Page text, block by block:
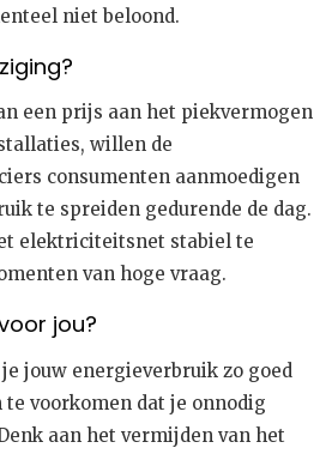
niet beloond.
een prijs aan het piekvermogen
willen de
consumenten aanmoedigen
te spreiden gedurende de dag.
elektriciteitsnet stabiel te
van hoge vraag.
jou?
jouw energieverbruik zo goed
voorkomen dat je onnodig
aan het vermijden van het